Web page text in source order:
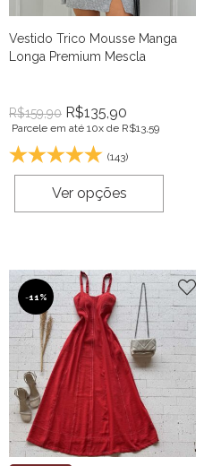
Vestido Trico Mousse Manga
Longa Premium Mescla
R$159,90 R$135,90
Parcele em até 10x de R$13,59
(143)
Ver opções
-11%